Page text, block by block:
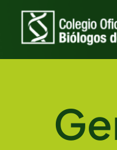
Saltar
contenido